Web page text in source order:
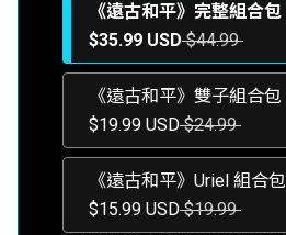
《遠古和平》完整組合包
$35.99 USD $44.99
《遠古和平》雙子組合包
$19.99 USD $24.99
《遠古和平》Uriel 組合包
$15.99 USD $19.99